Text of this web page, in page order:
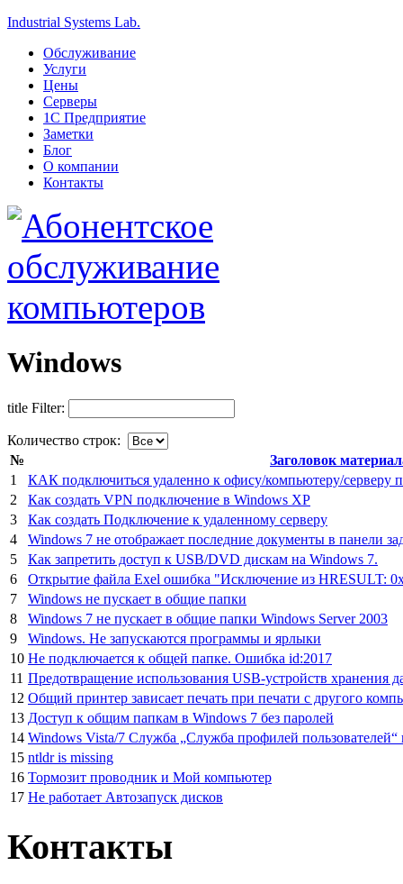
Industrial Systems Lab.
Обслуживание
Услуги
Цены
Серверы
1С Предприятие
Заметки
Блог
О компании
Контакты
Windows
title Filter:
Количество строк:
№
Заголовок
1
КАК подключиться удаленно к офису/компьютеру/серверу
2
Как создать VPN подключение в Windows XP
3
Как создать Подключение к удаленному серверу
4
Windows 7 не отображает последние документы в панели
5
Как запретить доступ к USB/DVD дискам на Windows 7.
6
Открытие файла Exel ошибка "Исключение из HRESULT:
7
Windows не пускает в общие папки
8
Windows 7 не пускает в общие папки Windows Server 2003
9
Windows. Не запускаются программы и ярлыки
10 Не подключается к общей папке. Ошибка id:2017
11 Предотвращение использования USB-устройств хранения
12 Общий принтер зависает печать при печати с другого
13 Доступ к общим папкам в Windows 7 без паролей
14 Windows Vista/7 Служба „Служба профилей пользователей“
15 ntldr is missing
16 Тормозит проводник и Мой компьютер
17 Не работает Автозапуск дисков
Контакты